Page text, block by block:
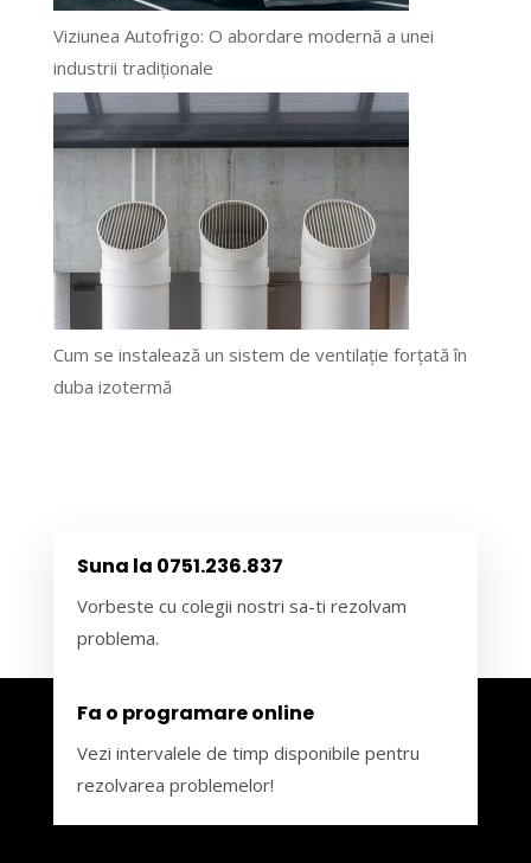
Viziunea Autofrigo: O abordare modernă a unei
industrii tradiționale
Cum se instalează un sistem de ventilație forțată în
duba izotermă
Suna la 0751.236.837
Vorbeste cu colegii nostri sa-ti rezolvam
problema.
Fa o programare online
Vezi intervalele de timp disponibile pentru
rezolvarea problemelor!